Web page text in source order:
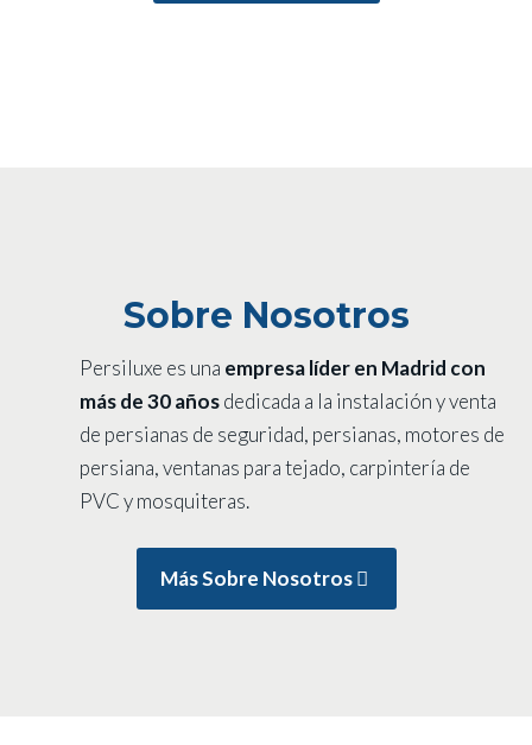
Sobre Nosotros
Persiluxe es una empresa líder en Madrid con
más de 30 añosdedicada a la instalación y venta
de persianas de seguridad, persianas, motores de
persiana, ventanas para tejado, carpintería de
PVC y mosquiteras.
Más Sobre Nosotros